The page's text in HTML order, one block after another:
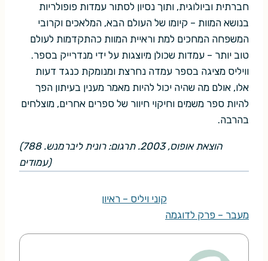
חברתית וביולוגית, ותוך נסיון לסתור עמדות פופולריות
בנושא המוות – קיומו של העולם הבא, המלאכים וקרובי
המשפחה המחכים למת וראיית המוות כהתקדמות לעולם
טוב יותר – עמדות שכולן מיוצגות על ידי מנדרייק בספר.
וויליס מציגה בספר עמדה נחרצת ומנומקת כנגד דעות
אלו, אולם מה שהיה יכול להיות מאמר מענין בעיתון הפך
להיות ספר משמים וחיקוי חיוור של ספרים אחרים, מוצלחים
בהרבה.
(הוצאת אופוס, 2003. תרגום: רונית ליברמנש. 788
עמודים)
קוני ויליס – ראיון
מעבר – פרק לדוגמה